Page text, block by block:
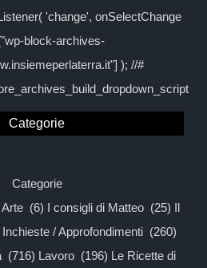
'change', onSelectChange
block-archives-
); //#
Categorie
Categorie
Arte (6) I consigli di Matteo (25) Il
/ Approfondimenti (260)
(716) Lavoro (196) Le Ricette di